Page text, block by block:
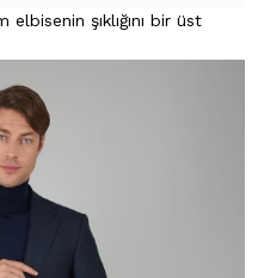
şıklığını bir üst